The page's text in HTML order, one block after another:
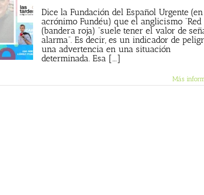
Dice la Fundación del Español Urgente
acrónimo Fundéu) que el anglicismo “Red
(bandera roja) “suele tener el valor de
alarma”. Es decir, es un indicador de
una advertencia en una situación
determinada. Esa [...]
Más